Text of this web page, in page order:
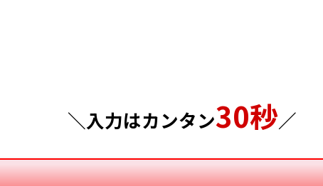
神奈川県
徳島県
愛媛県
＼入力はカンタン30秒／